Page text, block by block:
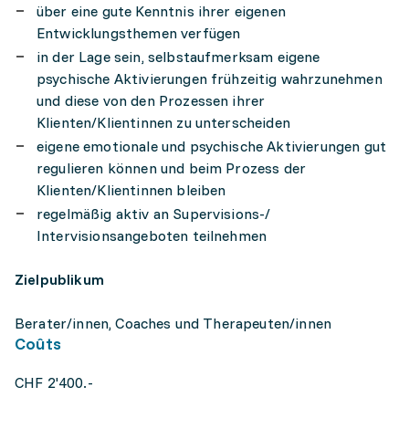
über eine gute Kenntnis ihrer eigenen
Entwicklungsthemen verfügen
in der Lage sein, selbstaufmerksam eigene
psychische Aktivierungen frühzeitig wahrzunehmen
und diese von den Prozessen ihrer
Klienten/Klientinnen zu unterscheiden
eigene emotionale und psychische Aktivierungen gut
regulieren können und beim Prozess der
Klienten/Klientinnen bleiben
regelmäßig aktiv an Supervisions-/
Intervisionsangeboten teilnehmen
Zielpublikum
Berater/innen, Coaches und Therapeuten/innen
Coûts
CHF 2'400.-